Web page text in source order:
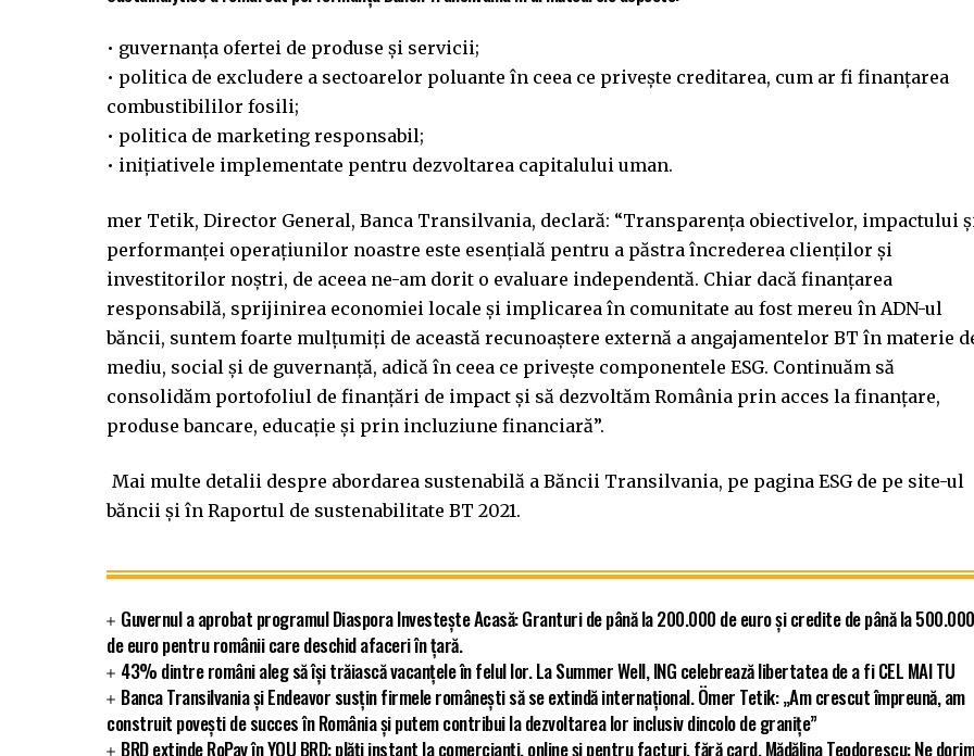
• guvernanța ofertei de produse și servicii;
• politica de excludere a sectoarelor poluante în ceea ce privește creditarea, cum ar fi finanțarea
combustibililor fosili;
• politica de marketing responsabil;
• inițiativele implementate pentru dezvoltarea capitalului uman.
Ӧmer Tetik, Director General, Banca Transilvania, declară: “Transparența obiectivelor, impactului
performanței operațiunilor noastre este esențială pentru a păstra încrederea clienților și
investitorilor noștri, de aceea ne-am dorit o evaluare independentă. Chiar dacă finanțarea
responsabilă, sprijinirea economiei locale și implicarea în comunitate au fost mereu în ADN-ul
băncii, suntem foarte mulțumiți de această recunoaștere externă a angajamentelor BT în materie
mediu, social și de guvernanță, adică în ceea ce privește componentele ESG. Continuăm să
consolidăm portofoliul de finanțări de impact și să dezvoltăm România prin acces la finanțare,
produse bancare, educație și prin incluziune financiară”.
Mai multe detalii despre abordarea sustenabilă a Băncii Transilvania, pe pagina ESG de pe site-ul
băncii și în Raportul de sustenabilitate BT 2021.
Guvernul a aprobat programul Diaspora Investește Acasă: Granturi de până la 200.000 de euro și credite de până la 500.000
de euro pentru românii care deschid afaceri în țară.
43% dintre români aleg să își trăiască vacanțele în felul lor. La Summer Well, ING celebrează libertatea de a fi CEL MAI TU
Banca Transilvania și Endeavor susțin firmele românești să se extindă internațional. Ömer Tetik: „Am crescut împreună, am
construit povești de succes în România și putem contribui la dezvoltarea lor inclusiv dincolo de granițe”
BRD extinde RoPay în YOU BRD: plăți instant la comercianți, online și pentru facturi, fără card. Mădălina Teodorescu: Ne